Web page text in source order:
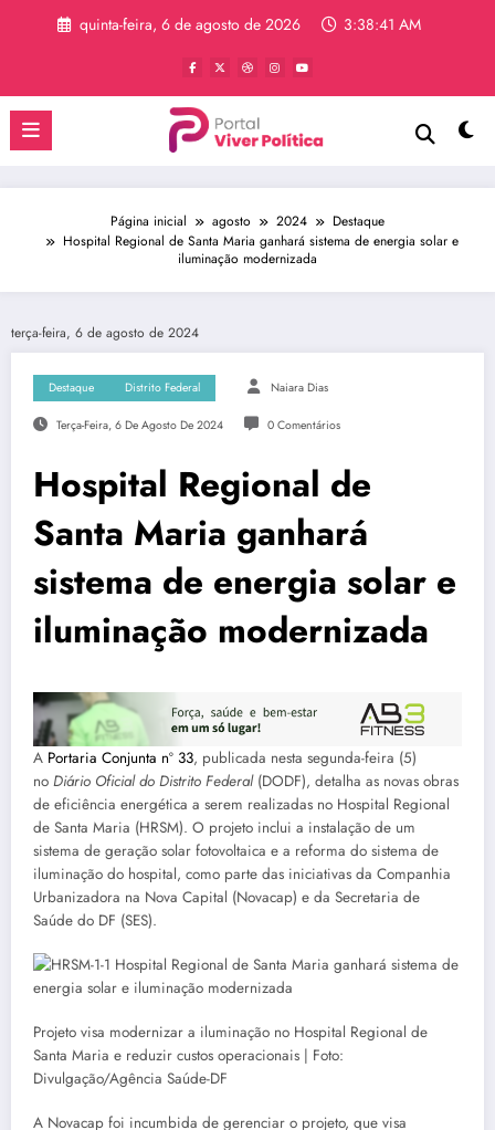
quinta-feira, 6 de agosto de 2026 3:38:41 AM
Página inicial agosto 2024
Destaque
Hospital Regional de Santa Maria ganhará sistema de energia solar e
iluminação modernizada
terça-feira, 6 de agosto de 2024
Destaque Distrito Federal Naiara Dias
Terça-Feira, 6 De Agosto De 2024 0 Comentários
Hospital Regional de
Santa Maria ganhará
sistema de energia solar e
iluminação modernizada
A Portaria Conjunta nº 33, publicada nesta segunda-feira (5)
no Diário Oficial do Distrito Federal(DODF), detalha as novas obras
de eficiência energética a serem realizadas no Hospital Regional
de Santa Maria (HRSM). O projeto inclui a instalação de um
sistema de geração solar fotovoltaica e a reforma do sistema de
iluminação do hospital, como parte das iniciativas da Companhia
Urbanizadora na Nova Capital (Novacap) e da Secretaria de
Saúde do DF (SES).
Projeto visa modernizar a iluminação no Hospital Regional de
Santa Maria e reduzir custos operacionais | Foto:
Divulgação/Agência Saúde-DF
A Novacap foi incumbida de gerenciar o projeto, que visa